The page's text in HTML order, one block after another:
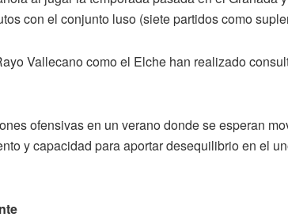
con el conjunto luso (siete partidos como
Vallecano como el Elche han realizado
ofensivas en un verano donde se esperan
y capacidad para aportar desequilibrio en el